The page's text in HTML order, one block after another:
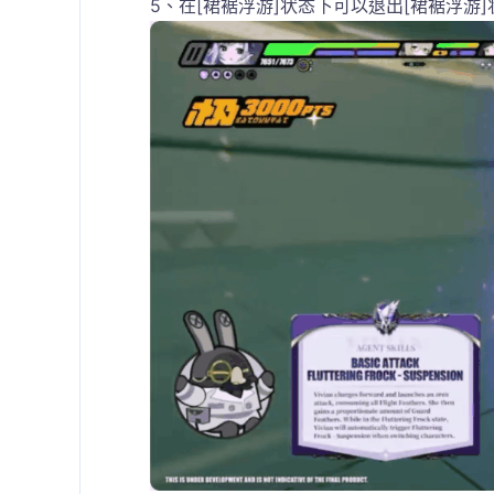
5、在[裙裾浮游]状态下可以退出[裙裾浮游]